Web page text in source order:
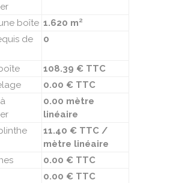
boîte 1.620 m²
de
0
108.39 € TTC
0.00 € TTC
0.00 mètre
linéaire
11.40 € TTC /
mètre linéaire
0.00 € TTC
0.00 € TTC